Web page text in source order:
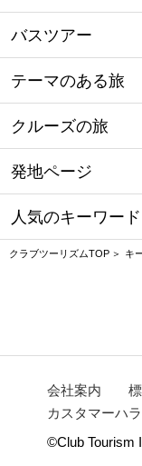
バスツアー
テーマのある旅
クルーズの旅
発地ページ
人気のキーワード
クラブツーリズムTOP キ
会社案内
カスタマーハ
©Club Tourism